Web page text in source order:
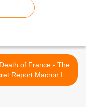
of France - The
Report Macron Is
(Behind the